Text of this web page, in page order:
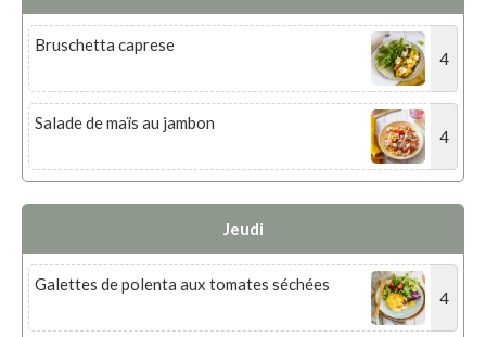
Bruschetta caprese
4
Salade de maïs au jambon
4
Jeudi
Galettes de polenta aux tomates séchées
4